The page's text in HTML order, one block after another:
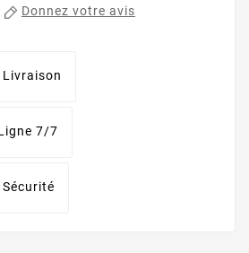
Donnez votre avis
Livraison
7/7